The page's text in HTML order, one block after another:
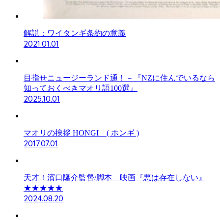
解説：ワイタンギ条約の意義
2021.01.01
目指せニュージーランド通！－『NZに住んでいるなら
知っておくべきマオリ語100選』
2025.10.01
マオリの挨拶 HONGI ( ホンギ )
2017.07.01
天才！濱口隆介監督/脚本 映画『悪は存在しない』
★★★★★
2024.08.20